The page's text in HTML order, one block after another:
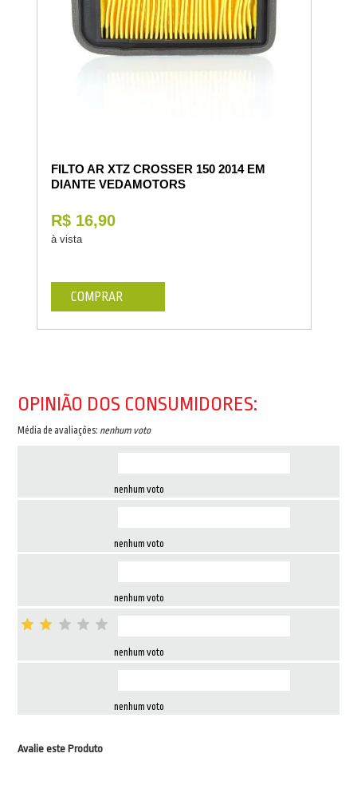
FILTO AR XTZ CROSSER 150 2014 EM
DIANTE VEDAMOTORS
R$ 16,90
à vista
COMPRAR
OPINIÃO DOS CONSUMIDORES:
Média de avaliações: nenhum voto
nenhum voto
nenhum voto
nenhum voto
nenhum voto
nenhum voto
Avalie este Produto